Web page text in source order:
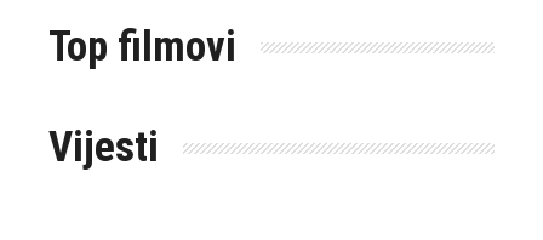
Top filmovi
Vijesti